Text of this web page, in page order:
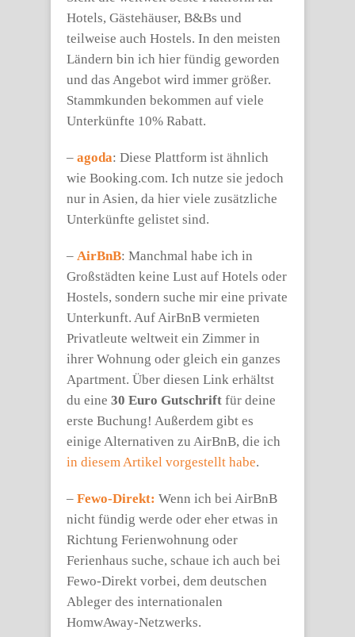
Hotels, Gästehäuser, B&Bs und
teilweise auch Hostels. In den meisten
Ländern bin ich hier fündig geworden
und das Angebot wird immer größer.
Stammkunden bekommen auf viele
Unterkünfte 10% Rabatt.
– agoda: Diese Plattform ist ähnlich
wie Booking.com. Ich nutze sie jedoch
nur in Asien, da hier viele zusätzliche
Unterkünfte gelistet sind.
– AirBnB: Manchmal habe ich in
Großstädten keine Lust auf Hotels oder
Hostels, sondern suche mir eine private
Unterkunft. Auf AirBnB vermieten
Privatleute weltweit ein Zimmer in
ihrer Wohnung oder gleich ein ganzes
Apartment. Über diesen Link erhältst
du eine 30 Euro Gutschrift für deine
erste Buchung! Außerdem gibt es
einige Alternativen zu AirBnB, die ich
in diesem Artikel vorgestellt habe.
– Fewo-Direkt: Wenn ich bei AirBnB
nicht fündig werde oder eher etwas in
Richtung Ferienwohnung oder
Ferienhaus suche, schaue ich auch bei
Fewo-Direkt vorbei, dem deutschen
Ableger des internationalen
HomwAway-Netzwerks.